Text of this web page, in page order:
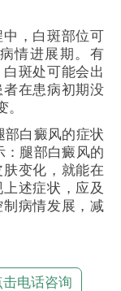
，白斑部位可
情进展期。有
斑处可能会出
在患病初期没
白癜风的症状
：腿部白癜风的
变化，就能在
述症状，应及
病情发展，减
击电话咨询